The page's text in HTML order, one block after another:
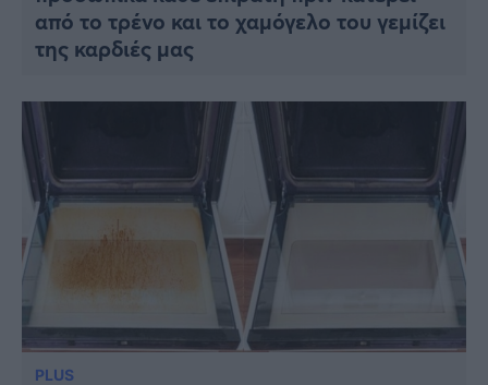
από το τρένο και το χαμόγελο του γεμίζει
της καρδιές μας
PLUS